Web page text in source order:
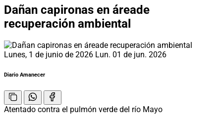
Dañan capironas en áreade
recuperación ambiental
Lunes, 1 de junio de 2026 Lun. 01 de jun. 2026
Diario Amanecer
Atentado contra el pulmón verde del río Mayo